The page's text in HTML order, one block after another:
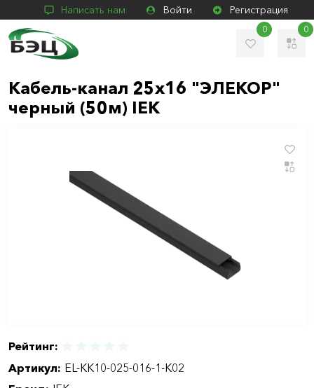
Написать нам Войти Регистрация
0 0
Кабель-канал 25х16 "ЭЛЕКОР"
черный (50м) IEK
Рейтинг:
Артикул: EL-KK10-025-016-1-K02